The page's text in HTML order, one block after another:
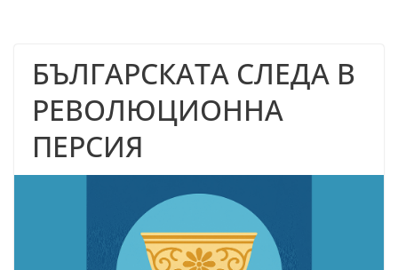
БЪЛГАРСКАТА СЛЕДА В
РЕВОЛЮЦИОННА
ПЕРСИЯ